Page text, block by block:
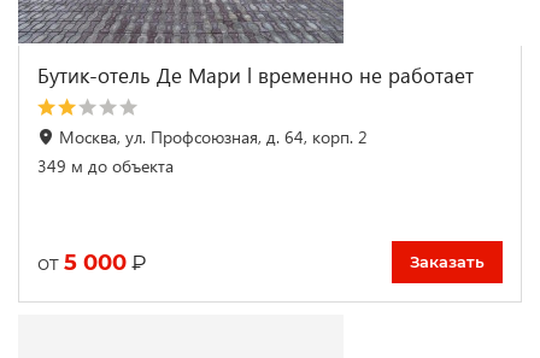
Бутик-отель Де Мари l временно не работает
Москва, ул. Профсоюзная, д. 64, корп. 2
349 м до объекта
от 5 000 ₽ Заказать